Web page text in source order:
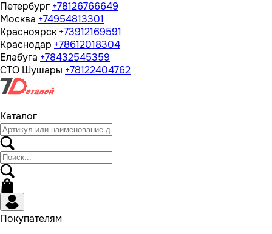
Петербург +78126766649
Москва +74954813301
Красноярск +73912169591
Краснодар +78612018304
Елабуга +78432545359
СТО Шушары +78122404762
Каталог
Покупателям